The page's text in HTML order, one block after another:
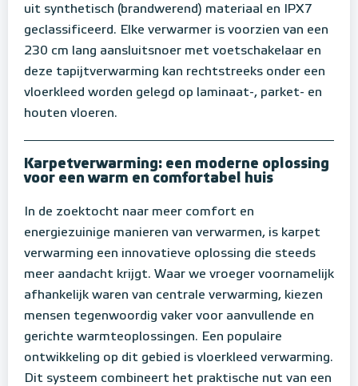
uit synthetisch (brandwerend) materiaal en IPX7
geclassificeerd. Elke verwarmer is voorzien van een
230 cm lang aansluitsnoer met voetschakelaar en
deze tapijtverwarming kan rechtstreeks onder een
vloerkleed worden gelegd op laminaat-, parket- en
houten vloeren.
Karpetverwarming: een moderne oplossing
voor een warm en comfortabel huis
In de zoektocht naar meer comfort en
energiezuinige manieren van verwarmen, is karpet
verwarming een innovatieve oplossing die steeds
meer aandacht krijgt. Waar we vroeger voornamelijk
afhankelijk waren van centrale verwarming, kiezen
mensen tegenwoordig vaker voor aanvullende en
gerichte warmteoplossingen. Een populaire
ontwikkeling op dit gebied is vloerkleed verwarming.
Dit systeem combineert het praktische nut van een